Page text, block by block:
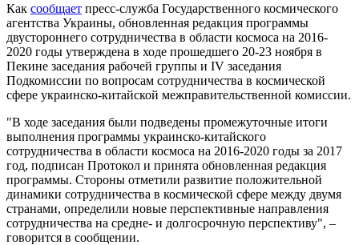
Как сообщает пресс-служба Государственного космического
агентства Украины, обновленная редакция программы
двустороннего сотрудничества в области космоса на 2016-
2020 годы утверждена в ходе прошедшего 20-23 ноября в
Пекине заседания рабочей группы и IV заседания
Подкомиссии по вопросам сотрудничества в космической
сфере украинско-китайской межправительственной комиссии.
"В ходе заседания были подведены промежуточные итоги
выполнения программы украинско-китайского
сотрудничества в области космоса на 2016-2020 годы за 2017
год, подписан Протокол и принята обновленная редакция
программы. Стороны отметили развитие положительной
динамики сотрудничества в космической сфере между двумя
странами, определили новые перспективные направления
сотрудничества на средне- и долгосрочную перспективу", –
говорится в сообщении.